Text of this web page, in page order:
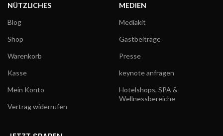
NÜTZLICHES
Blog
Shop
Warenkorb
Kasse
Mein Konto
Vertrag widerrufen
MEDIEN
Mediakit
Gastbeiträge
Presse
keynote anfragen
Hotelshops, SPA &
Wellnessbereiche